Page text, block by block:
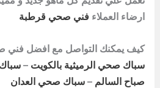
ارضاء العملاء فني صحي قرطبة
كيف يمكنك التواصل مع افضل فني
سباك صحي الرميثية بالكويت –
صباح السالم – سباك صحي العدان